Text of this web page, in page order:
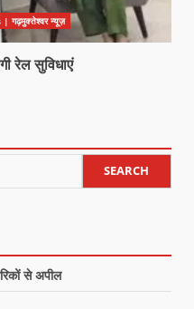
न्यूज़
रेल सुविधाएं
SEARCH
से अपील